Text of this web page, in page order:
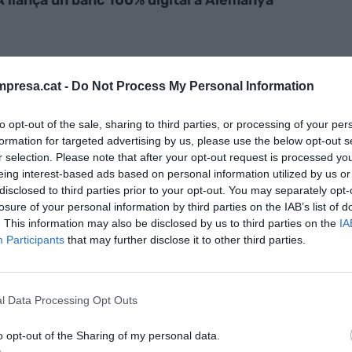
- Do Not Process My Personal Information
opt-out of the sale, sharing to third parties, or processing of your
for targeted advertising by us, please use the below opt-out
selection. Please note that after your opt-out request is processed
interest-based ads based on personal information utilized by us
to third parties prior to your opt-out. You may separately
of your personal information by third parties on the IAB’s list of
This information may also be disclosed by us to third parties on the
Participants that may further disclose it to other third parties.
Data Processing Opt Outs
opt-out of the Sharing of my personal data.
en el procés és total: comença des del
de l'escriptura, i la seva intervenció
els tràmits. De fet, els clients poden
dels notaris.
aconseguit gràcies a una revisió integral de
de compte al BBVA, clau per a l'arrencada de
a la col·laboració directa amb els assessors